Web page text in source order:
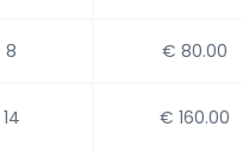
8 € 80.00
14 € 160.00